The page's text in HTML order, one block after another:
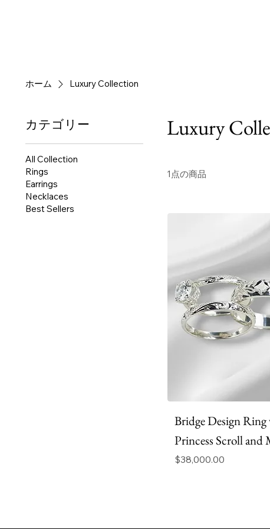
ホーム Luxury Collection
カテゴリー
All Collection
Rings
Earrings
Necklaces
Best Sellers
Luxury
1点の商品
Bridge Design
Princess Scroll and
価格
$38,000.00